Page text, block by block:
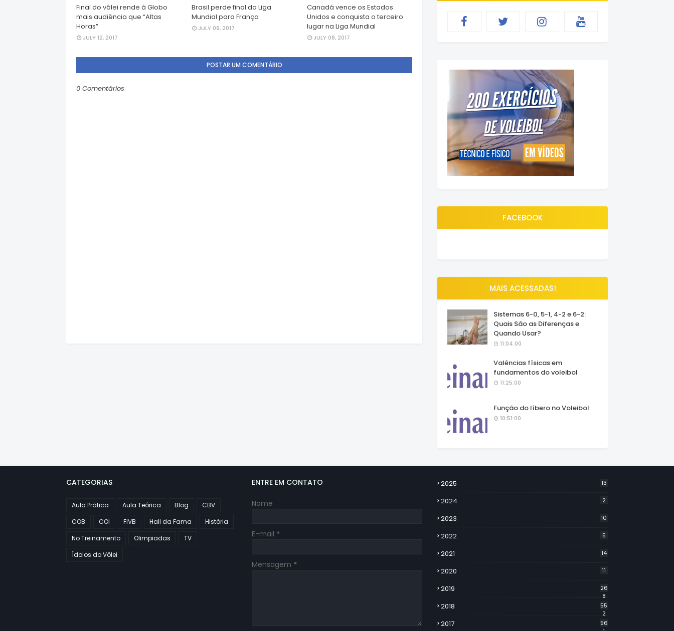
Final do vôlei rende à Globo
mais audiência que “Altas
Horas”
JULY 12, 2017
Brasil perde final da Liga
Mundial para França
JULY 09, 2017
Canadá vence os Estados
Unidos e conquista o terceiro
lugar na Liga Mundial
JULY 08, 2017
POSTAR UM COMENTÁRIO
0 Comentários
FACEBOOK
MAIS ACESSADAS!
Sistemas 6-0, 5-1, 4-2 e 6-2:
Quais São as Diferenças e
Quando Usar?
11:04:00
Valências físicas em
fundamentos do voleibol
11:25:00
Função do líbero no Voleibol
10:51:00
CATEGORIAS
Aula Prática Aula Teórica Blog
CBV
COB
COI FIVB Hall da Fama
História
No Treinamento
Olimpiadas
TV
Ídolos do Vôlei
ENTRE EM CONTATO
Nome
E-mail *
Mensagem *
2025 13
2024 2
2023 10
2022 5
2021 14
2020 11
2019
26
8
2018
55
2
2017
56